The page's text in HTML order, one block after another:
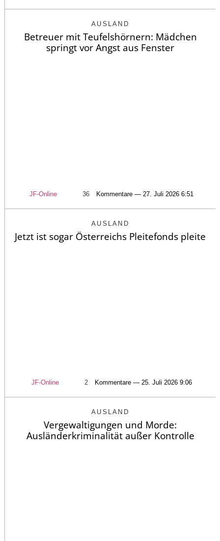
AUSLAND
Betreuer mit Teufelshörnern: Mädchen
springt vor Angst aus Fenster
JF-Online 36 Kommentare — 27. Juli 2026 6:51
AUSLAND
Jetzt ist sogar Österreichs Pleitefonds pleite
JF-Online 2 Kommentare — 25. Juli 2026 9:06
AUSLAND
Vergewaltigungen und Morde:
Ausländerkriminalität außer Kontrolle